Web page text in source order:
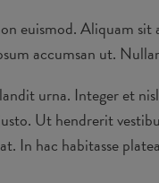
euismod. Aliquam
accumsan ut.
urna. Integer et
Ut hendrerit
In hac habitasse